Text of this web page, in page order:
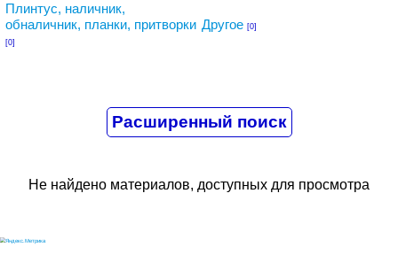
Плинтус, наличник,
обналичник, планки, притворки
[0]
Другое [0]
Не найдено материалов, доступных для просмотра